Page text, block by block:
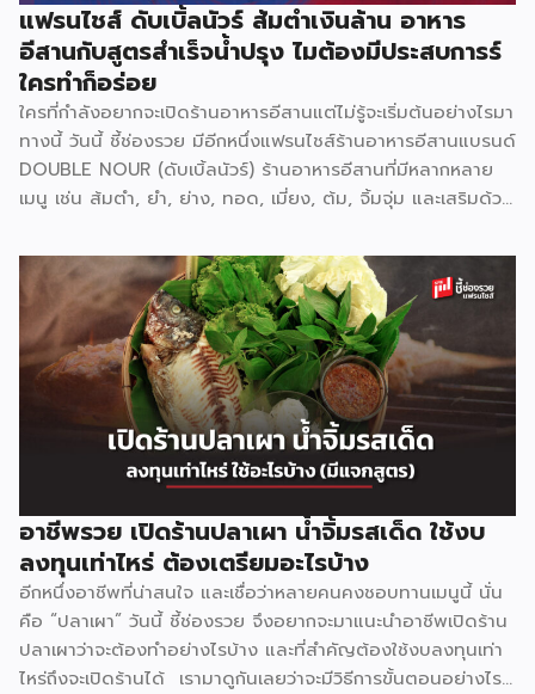
แฟรนไชส์ ดับเบิ้ลนัวร์ ส้มตำเงินล้าน อาหาร
อีสานกับสูตรสำเร็จน้ำปรุง ไมต้องมีประสบการร์
ใครทำก็อร่อย
ใครที่กำลังอยากจะเปิดร้านอาหารอีสานแต่ไม่รู้จะเริ่มต้นอย่างไรมา
ทางนี้ วันนี้ ชี้ช่องรวย มีอีกหนึ่งแฟรนไชส์ร้านอาหารอีสานแบรนด์
DOUBLE NOUR (ดับเบิ้ลนัวร์) ร้านอาหารอีสานที่มีหลากหลาย
เมนู เช่น ส้มตำ, ยำ, ย่าง, ทอด, เมี่ยง, ต้ม, จิ้มจุ่ม และเสริมด้วย
ลูกค้าได้อย่างครอบคลุม ที่ปัจจุบันขยายสาขาไปแล้วเกือบ 10
สาขา แฟรนไชส์ ดับเบิ้ลนัวร์ ยึดมั่นในคอนเซ็ป ใครทำ ใครตำ ก็
อร่อย ด้วยน้ำปรุงสำเร็จ สูตรเฉพาะกว่า 20 น้ำปรุง เช่น น้ำตำ
น้ำยำ น้ำต้ม น้ำจิ้มต่างๆ ช่วยให้สามารถปรุงอาหารได้ง่าย ลดขั้น
ตอนการทำ รสชาติเป็นมาตรฐานเดียวกันทุกครั้ง ไม่จำเป็นต้องใช้
เชฟมืออาชีพก็สามารถทำได้ ตอบโจทย์ได้เป็นอย่างดีสำหรับการ
เปิดร้านอาหารหมดกังวลเรื่องขาดพ่อครัวแม่ครัว สำหรับรูปแบบ
การลงทุนแฟรนไชส์ ดับเบิ้ลนัวร์ มีให้เลือกถึง 3 รูปแบบ แฟรน
ไชส์ Size S ราคา 149,000 บาท รูปแบบสำหรับ […]
อาชีพรวย เปิดร้านปลาเผา น้ำจิ้มรสเด็ด ใช้งบ
ลงทุนเท่าไหร่ ต้องเตรียมอะไรบ้าง
อีกหนึ่งอาชีพที่น่าสนใจ และเชื่อว่าหลายคนคงชอบทานเมนูนี้ นั่น
คือ “ปลาเผา” วันนี้ ชี้ช่องรวย จึงอยากจะมาแนะนำอาชีพเปิดร้าน
ปลาเผาว่าจะต้องทำอย่างไรบ้าง และที่สำคัญต้องใช้งบลงทุนเท่า
ไหร่ถึงจะเปิดร้านได้ เรามาดูกันเลยว่าจะมีวิธีการขั้นตอนอย่างไร